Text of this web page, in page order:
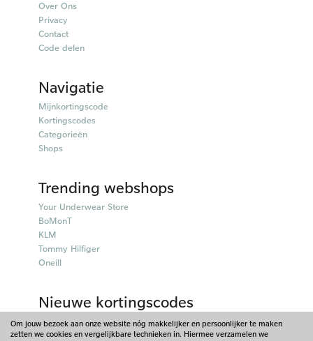
Over Ons
Privacy
Contact
Code delen
Navigatie
Mijnkortingscode
Kortingscodes
Categorieën
Shops
Trending webshops
Your Underwear Store
BoMonT
KLM
Tommy Hilfiger
Oneill
Nieuwe kortingscodes
50plusmobiel kortingscodes
Parfumado kortingscodes
Om jouw bezoek aan onze website nóg makkelijker en persoonlijker te maken
zetten we cookies en vergelijkbare technieken in. Hiermee verzamelen we